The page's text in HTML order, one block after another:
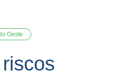
Oeste